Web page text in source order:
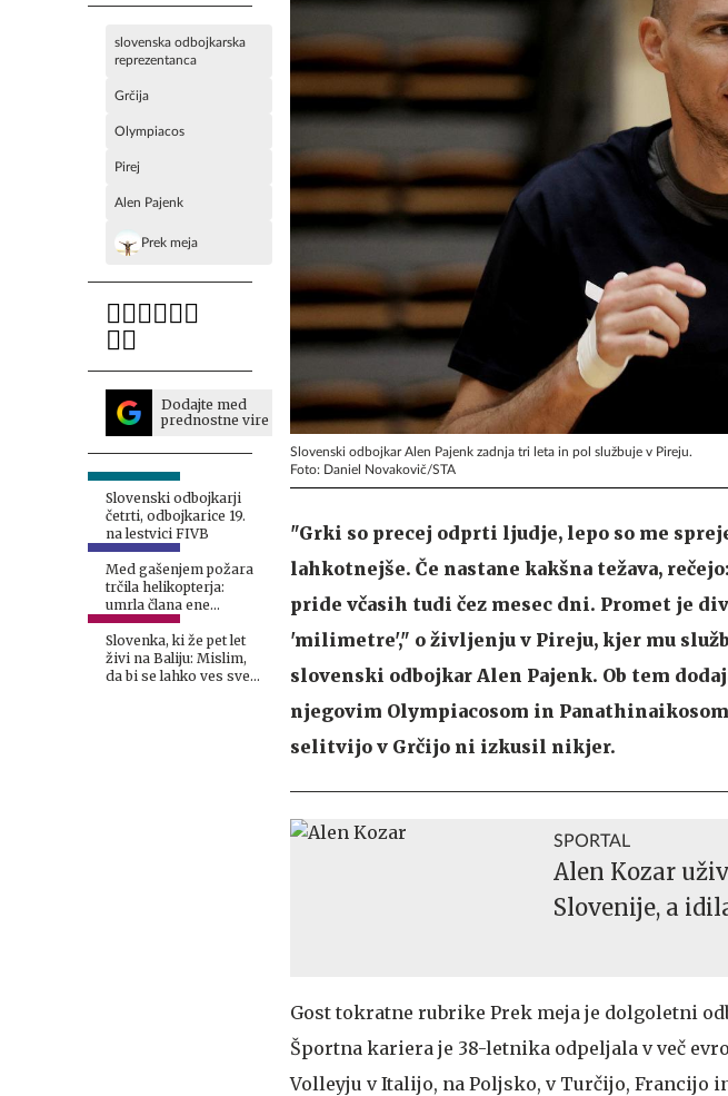
slovenska odbojkarska
reprezentanca
Grčija
Olympiacos
Pirej
Alen Pajenk
Prek meja
Dodajte med
prednostne vire
Slovenski odbojkarji
četrti, odbojkarice 19.
na lestvici FIVB
Med gašenjem požara
trčila helikopterja:
umrla člana ene
posadke
Slovenka, ki že pet let
živi na Baliju: Mislim,
da bi se lahko ves svet
Slovenski odbojkar Alen Pajenk zadnja tri leta in pol službuje v Pireju.
Foto: Daniel Novakovič/STA
"Grki so precej odprti ljudje, lepo so me
lahkotnejše. Če nastane kakšna težava,
pride včasih tudi čez mesec dni. Promet je
'milimetre'," o življenju v Pireju, kjer mu
slovenski odbojkar Alen Pajenk. Ob tem
njegovim Olympiacosom in
selitvijo v Grčijo ni izkusil nikjer.
SPORTAL
Alen Kozar
Slovenije, a
Gost tokratne rubrike Prek meja je dolgoletni
Športna kariera je 38-letnika odpeljala v več
Volleyju v Italijo, na Poljsko, v Turčijo, Francijo